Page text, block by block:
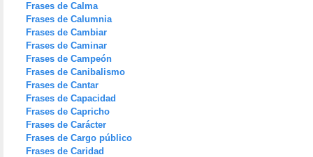
Frases de Calma
Frases de Calumnia
Frases de Cambiar
Frases de Caminar
Frases de Campeón
Frases de Canibalismo
Frases de Cantar
Frases de Capacidad
Frases de Capricho
Frases de Carácter
Frases de Cargo público
Frases de Caridad